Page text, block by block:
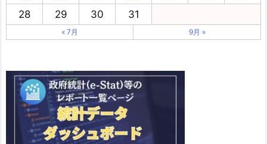
28
29 30 31
« 7月 9月 »